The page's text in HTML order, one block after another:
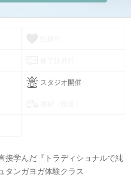
スタジオ開催
接学んだ『トラディショナルで純
タンガヨガ体験クラス